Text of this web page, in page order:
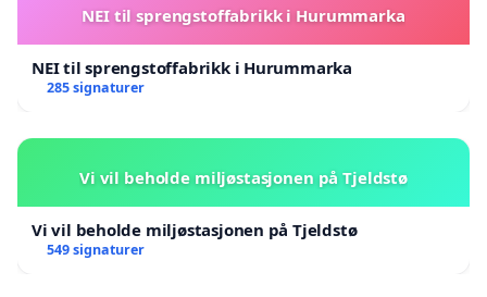
NEI til sprengstoffabrikk i Hurummarka
NEI til sprengstoffabrikk i Hurummarka
285 signaturer
Vi vil beholde miljøstasjonen på Tjeldstø
Vi vil beholde miljøstasjonen på Tjeldstø
549 signaturer